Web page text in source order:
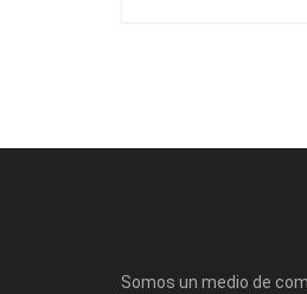
Somos un medio de